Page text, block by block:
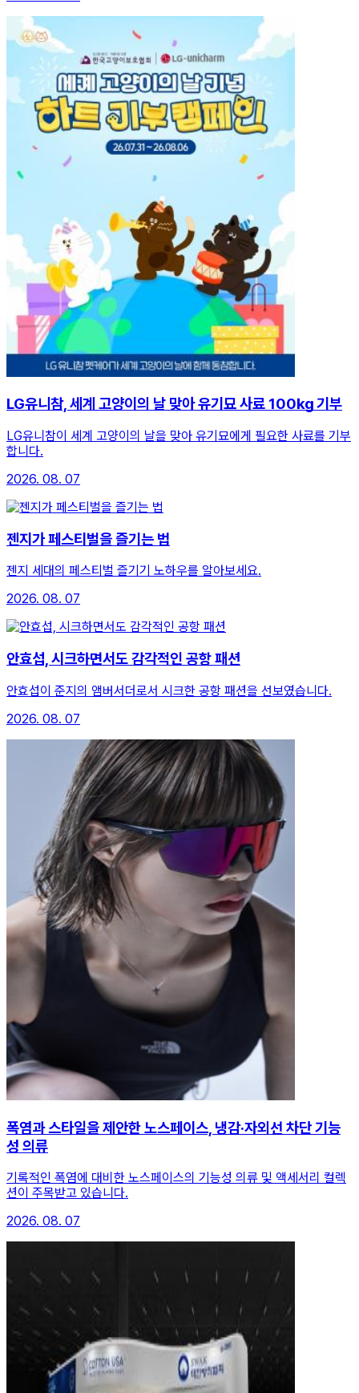
LG유니참, 세계 고양이의 날 맞아 유기묘 사료 100㎏ 기부
LG유니참이 세계 고양이의 날을 맞아 유기묘에게 필요한 사료를 기부
합니다.
2026. 08. 07
젠지가 페스티벌을 즐기는 법
젠지 세대의 페스티벌 즐기기 노하우를 알아보세요.
2026. 08. 07
안효섭, 시크하면서도 감각적인 공항 패션
안효섭이 준지의 앰버서더로서 시크한 공항 패션을 선보였습니다.
2026. 08. 07
폭염과 스타일을 제안한 노스페이스, 냉감·자외선 차단 기능
성 의류
기록적인 폭염에 대비한 노스페이스의 기능성 의류 및 액세서리 컬렉
션이 주목받고 있습니다.
2026. 08. 07